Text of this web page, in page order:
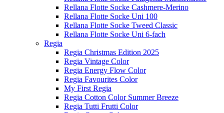
Rellana Flotte Socke Cashmere-Merino
Rellana Flotte Socke Uni 100
Rellana Flotte Socke Tweed Classic
Rellana Flotte Socke Uni 6-fach
Regia
Regia Christmas Edition 2025
Regia Vintage Color
Regia Energy Flow Color
Regia Favourites Color
My First Regia
Regia Cotton Color Summer Breeze
Regia Tutti Frutti Color